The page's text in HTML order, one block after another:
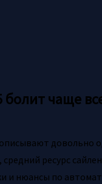
болит чаще
довольно
ресурс
и нюансы по